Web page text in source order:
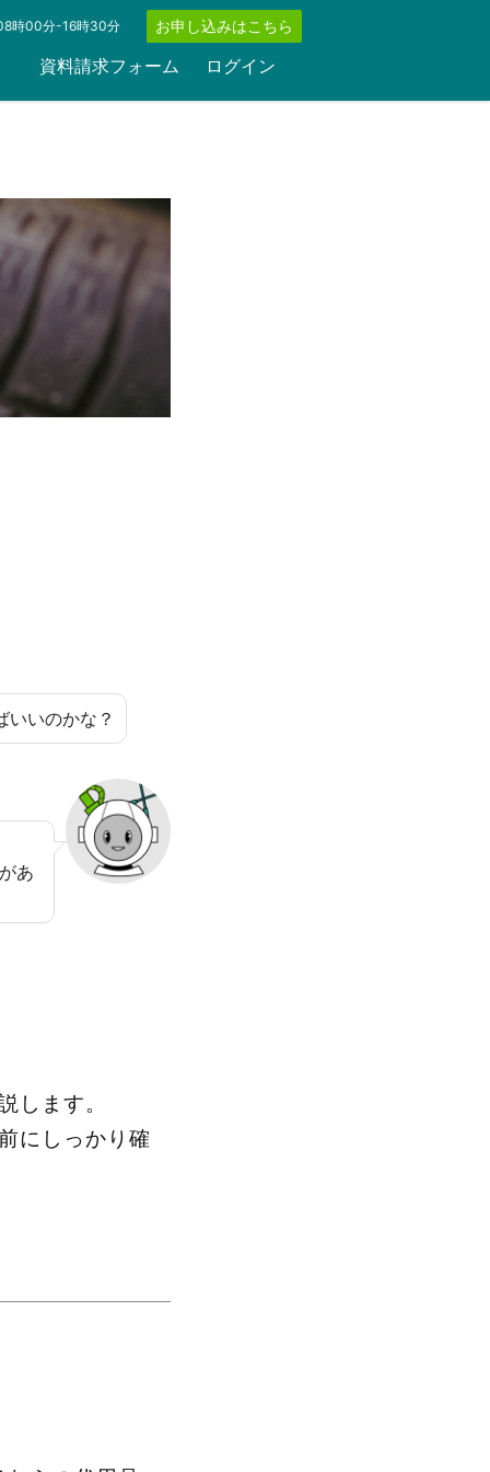
時00分-16時30分 お申し込みはこちら
資料請求フォーム ログイン
いいのかな？
あ
します。
にしっかり確